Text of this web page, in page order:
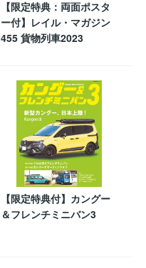
【限定特典：両面ポスタ
ー付】レイル・マガジン
455 貨物列車2023
【限定特典付】カングー
＆フレンチミニバン3